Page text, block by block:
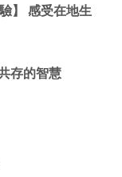
】 感受在地生
存的智慧